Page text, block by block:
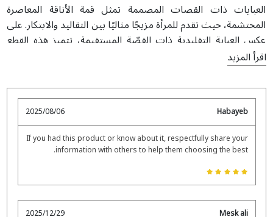
العبايات ذات القصات المصممة تمثل قمة الأناقة المعاصرة
المحتشمة، حيث تقدم للمرأة مزيجًا مثاليًا بين التقاليد والابتكار. على
عكس العباية التقليدية ذات القصّة المستقيمة، تتميز هذه القطع
بتفصيل مميز وحواف غير متناظرة وتصاميم بطبقات وقصات
إبداعية تعزز من الأناقة والراحة معًا. غالبًا ما تُصنع من أقمشة فاخرة
مثل الشيفون، أو الكريب أو الساتان، وقد تتزين بتطريزات دقيقة أو
حواف جريئة أو تناسقات ألوان عصرية تضيف لجمالها العام. بعض
العبايات ذات القصات المصممة، بما في ذلك العبايات المفتوحة
مثالية للسيدات اللواتي يرغبن في لفت الأنظار بإطلالة تعكس
الاحتشام والأناقة بنفس الوقت، لتنقل المرأة بثقة بين مناسباتها
يجعل من عباية القصات المصممة قطعة أساسية لكل من تقدر
اقرأ المزيد
Habayeb
2025/08/06
If you had this product or know about it, respectfully share your
information with others to help them choosing the best.
Mesk ali
2025/12/29